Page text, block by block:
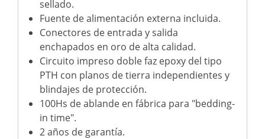
sellado.
Fuente de alimentación externa incluida.
Conectores de entrada y salida
enchapados en oro de alta calidad.
Circuito impreso doble faz epoxy del tipo
PTH con planos de tierra independientes y
blindajes de protección.
100Hs de ablande en fábrica para "bedding-
in time".
2 años de garantía.